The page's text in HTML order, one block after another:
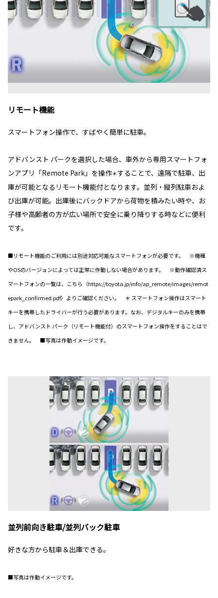
リモート機能
スマートフォン操作で、すばやく簡単に駐車。
アドバンスト パークを選択した場合、車外から専用スマートフォ
ンアプリ「Remote Park」を操作＊することで、遠隔で駐車、出
庫が可能となるリモート機能付となります。並列・縦列駐車およ
び出庫が可能。出庫後にバックドアから荷物を積みたい時や、お
子様や高齢者の方が広い場所で安全に乗り降りする時などに便利
です。
■リモート機能のご利用には別途対応可能なスマートフォンが必要です。 ※機種
やOSのバージョンによっては正常に作動しない場合があります。 ※動作確認済ス
マートフォンの一覧は、こちら（https://toyota.jp/info/ap_remote/images/remot
epark_confirmed.pdf）よりご確認ください。 ＊ スマートフォン操作はスマート
キーを携帯したドライバーが行う必要があります。なお、デジタルキーのみを携帯
し、アドバンスト パーク（リモート機能付）のスマートフォン操作をすることはで
きません。 ■写真は作動イメージです。
並列前向き駐車/並列バック駐車
好きな方から駐車＆出庫できる。
■写真は作動イメージです。